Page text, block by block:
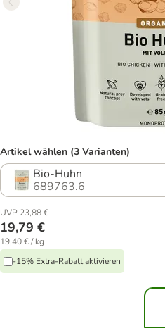
Artikel wählen (3 Varianten)
Bio-Huhn
689763.6
UVP 23,88 €
19,79 €
19,40 € / kg
-15% Extra-Rabatt aktivieren